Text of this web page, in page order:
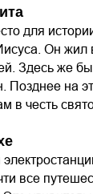
для
Он жил
Здесь же
Позднее на
в честь
все